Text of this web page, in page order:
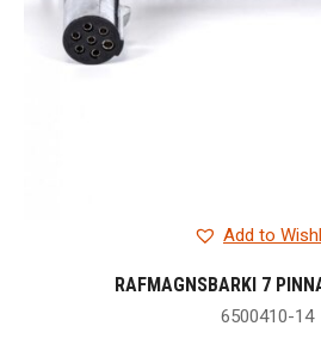
Add to
RAFMAGNSBARKI 7
6500410-14